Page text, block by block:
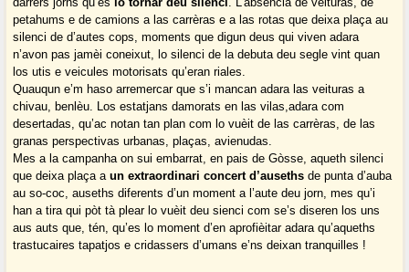
petahums e de camions a las carrèras e a las rotas que deixa plaça au
silenci de d’autes cops, moments que digun deus qui viven adara
n’avon pas jamèi coneixut, lo silenci de la debuta deu segle vint quan
los utis e veicules motorisats qu’eran riales.
Quauqun e’m haso arremercar que s’i mancan adara las veituras a
chivau, benlèu. Los estatjans damorats en las vilas,adara com
desertadas, qu’ac notan tan plan com lo vuèit de las carrèras, de las
granas perspectivas urbanas, plaças, avienudas.
Mes a la campanha on sui embarrat, en pais de Gòsse, aqueth silenci
que deixa plaça aun extraordinari concert d’auseths de punta d’auba
au so-coc, auseths diferents d’un moment a l’aute deu jorn, mes qu’i
han a tira qui pòt tà plear lo vuèit deu sienci com se’s diseren los uns
aus auts que, tén, qu’es lo moment d’en aprofièitar adara qu’aqueths
trastucaires tapatjos e cridassers d’umans e’ns deixan tranquilles !